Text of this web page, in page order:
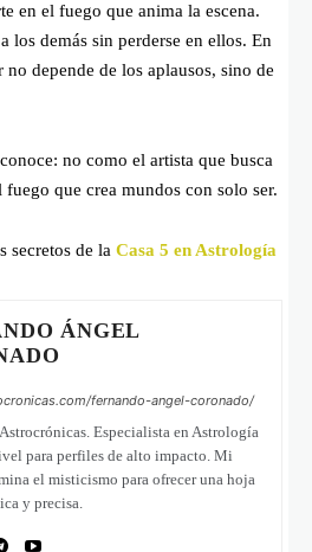
en el fuego que anima la escena.
los demás sin perderse en ellos. En
depende de los aplausos, sino de
no como el artista que busca
que crea mundos con solo ser.
secretos de la Casa 5 en Astrología
ÁNGEL
fernando-angel-coronado/
Especialista en Astrología
para perfiles de alto impacto. Mi
el misticismo para ofrecer una hoja
y precisa.